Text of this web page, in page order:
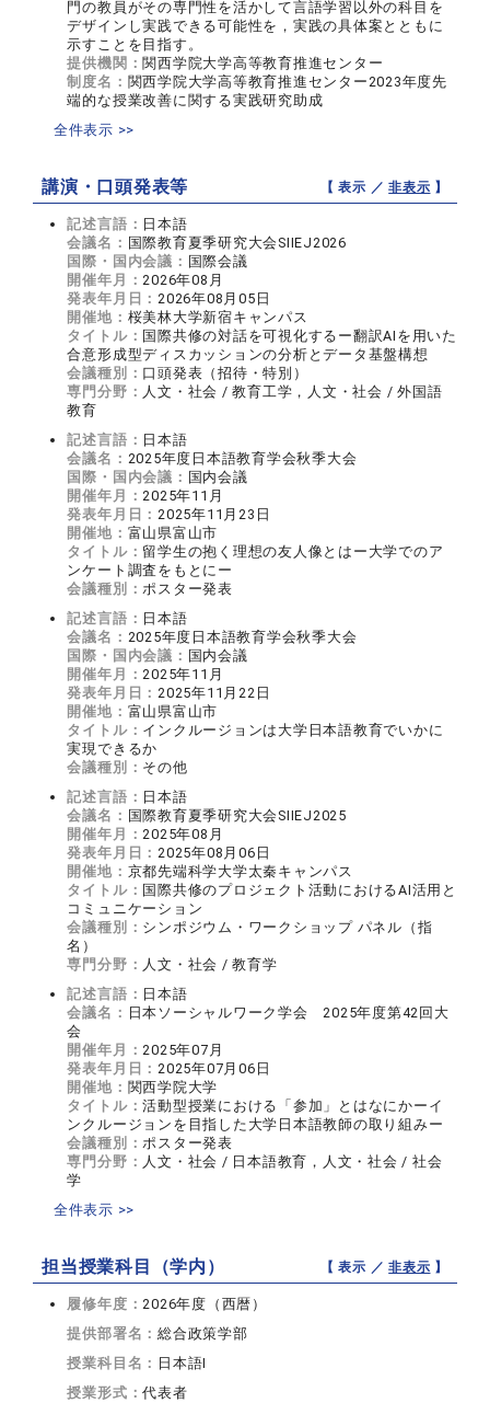
門の教員がその専門性を活かして言語学習以外の科目を
デザインし実践できる可能性を，実践の具体案とともに
示すことを目指す。
提供機関： 関西学院大学高等教育推進センター
制度名： 関西学院大学高等教育推進センター2023年度先
端的な授業改善に関する実践研究助成
全件表示 >>
講演・口頭発表等 【 表示 ／非表示 】
記述言語： 日本語
会議名： 国際教育夏季研究大会SIIEJ2026
国際・国内会議： 国際会議
開催年月：2026年08月
発表年月日：2026年08月05日
開催地： 桜美林大学新宿キャンパス
タイトル： 国際共修の対話を可視化するー翻訳AIを用いた
合意形成型ディスカッションの分析とデータ基盤構想
会議種別： 口頭発表（招待・特別）
専門分野： 人文・社会 / 教育工学，人文・社会 / 外国語
教育
記述言語： 日本語
会議名： 2025年度日本語教育学会秋季大会
国際・国内会議： 国内会議
開催年月：2025年11月
発表年月日：2025年11月23日
開催地： 富山県富山市
タイトル： 留学生の抱く理想の友人像とはー大学でのア
ンケート調査をもとにー
会議種別：ポスター発表
記述言語： 日本語
会議名： 2025年度日本語教育学会秋季大会
国際・国内会議： 国内会議
開催年月：2025年11月
発表年月日：2025年11月22日
開催地： 富山県富山市
タイトル： インクルージョンは大学日本語教育でいかに
実現できるか
会議種別： その他
記述言語： 日本語
会議名： 国際教育夏季研究大会SIIEJ2025
開催年月：2025年08月
発表年月日：2025年08月06日
開催地： 京都先端科学大学太秦キャンパス
タイトル： 国際共修のプロジェクト活動におけるAI活用と
コミュニケーション
会議種別： シンポジウム・ワークショップ パネル（指
名）
専門分野： 人文・社会 / 教育学
記述言語： 日本語
会議名： 日本ソーシャルワーク学会 2025年度第42回大
会
開催年月：2025年07月
発表年月日：2025年07月06日
開催地： 関西学院大学
タイトル：活動型授業における「参加」とはなにかーイ
ンクルージョンを目指した大学日本語教師の取り組みー
会議種別：ポスター発表
専門分野： 人文・社会 / 日本語教育，人文・社会 / 社会
学
全件表示 >>
担当授業科目（学内） 【 表示 ／非表示 】
履修年度：2026年度（西暦）
提供部署名：総合政策学部
授業科目名： 日本語I
授業形式：代表者